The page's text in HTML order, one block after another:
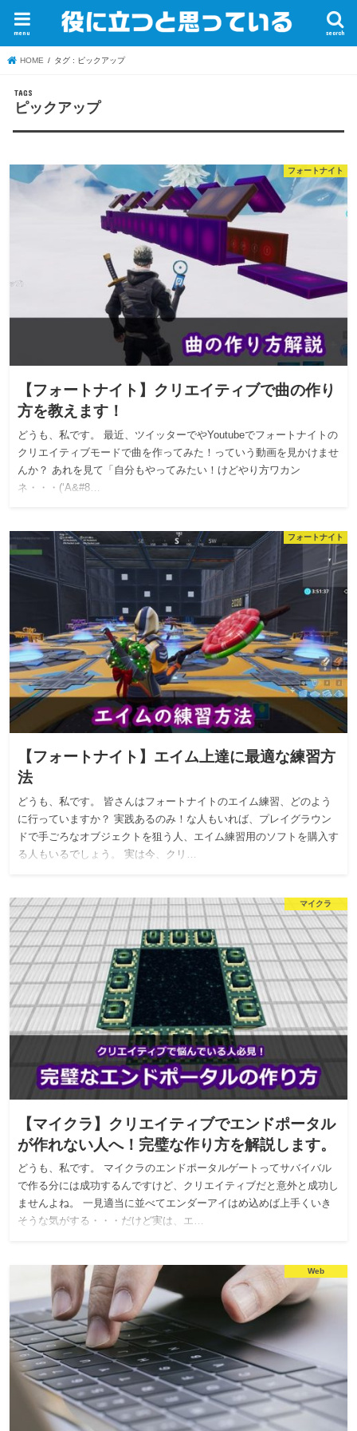
search
menu
HOME タグ : ピックアップ
ピックアップ
フォートナイト
【フォートナイト】クリエイティブで曲の作り
方を教えます！
どうも、私です。 最近、ツイッターでやYoutubeでフォートナイトの
クリエイティブモードで曲を作ってみた！っていう動画を見かけませ
んか？ あれを見て「自分もやってみたい！けどやり方ワカン
ネ・・・(‘A&#8…
フォートナイト
【フォートナイト】エイム上達に最適な練習方
法
どうも、私です。 皆さんはフォートナイトのエイム練習、どのよう
に行っていますか？ 実践あるのみ！な人もいれば、プレイグラウン
ドで手ごろなオブジェクトを狙う人、エイム練習用のソフトを購入す
る人もいるでしょう。 実は今、クリ…
マイクラ
【マイクラ】クリエイティブでエンドポータル
が作れない人へ！完璧な作り方を解説します。
どうも、私です。 マイクラのエンドポータルゲートってサバイバル
で作る分には成功するんですけど、クリエイティブだと意外と成功し
ませんよね。 一見適当に並べてエンダーアイはめ込めば上手くいき
そうな気がする・・・だけど実は、エ…
Web